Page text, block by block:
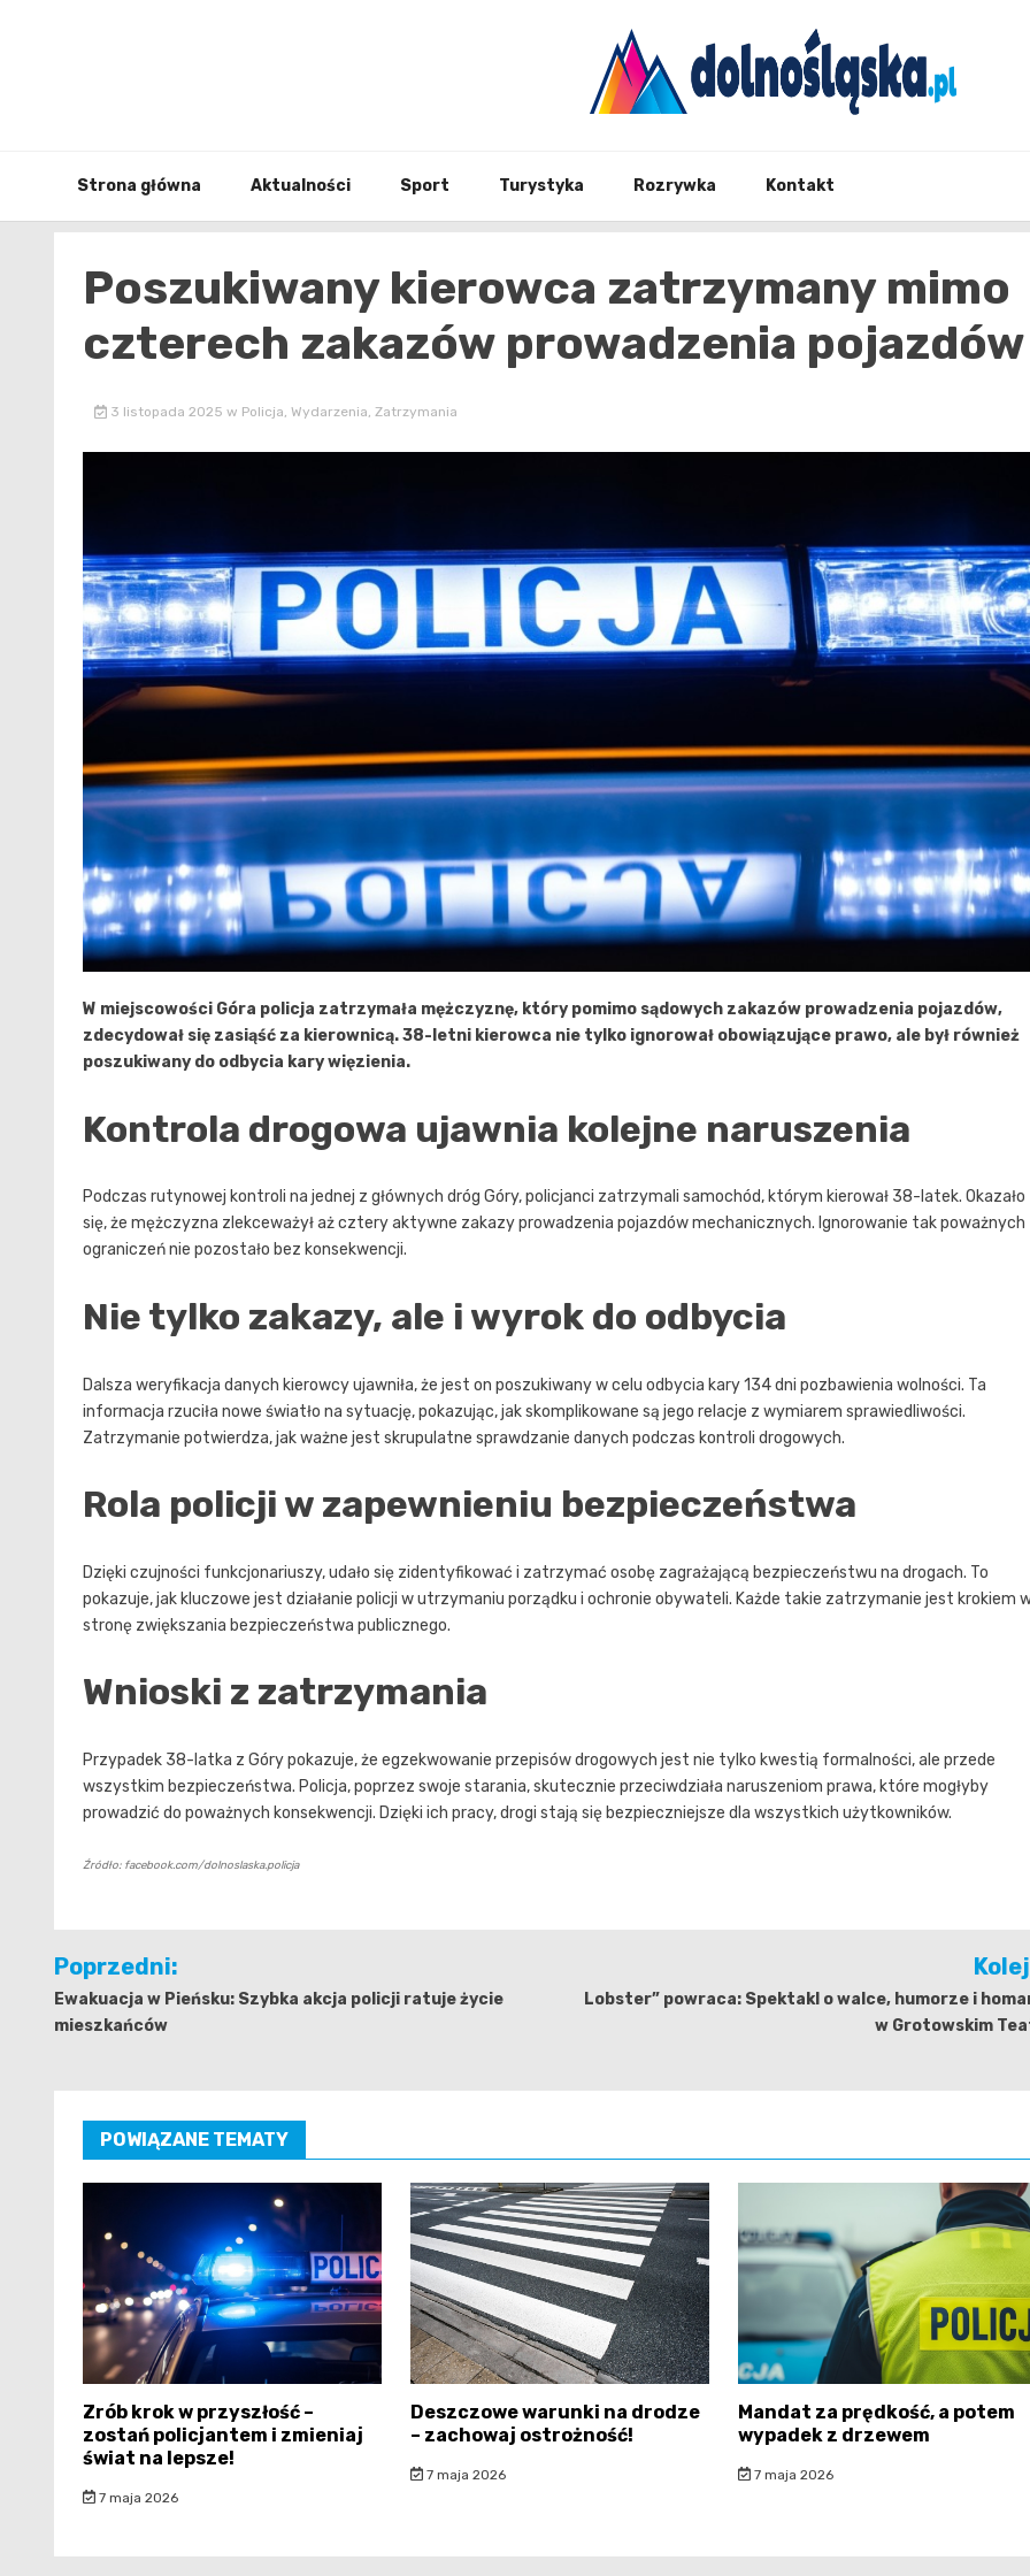
Strona główna Aktualności Sport Turystyka Rozrywka Kontakt
Poszukiwany kierowca zatrzymany mimo
czterech zakazów prowadzenia pojazdów
3 listopada 2025 w Policja, Wydarzenia, Zatrzymania
W miejscowości Góra policja zatrzymała mężczyznę, który pomimo sądowych zakazów prowadzenia pojazdów,
zdecydował się zasiąść za kierownicą. 38-letni kierowca nie tylko ignorował obowiązujące prawo, ale był również
poszukiwany do odbycia kary więzienia.
Kontrola drogowa ujawnia kolejne naruszenia
Podczas rutynowej kontroli na jednej z głównych dróg Góry, policjanci zatrzymali samochód, którym kierował 38-latek. Okazało
się, że mężczyzna zlekceważył aż cztery aktywne zakazy prowadzenia pojazdów mechanicznych. Ignorowanie tak poważnych
ograniczeń nie pozostało bez konsekwencji.
Nie tylko zakazy, ale i wyrok do odbycia
Dalsza weryfikacja danych kierowcy ujawniła, że jest on poszukiwany w celu odbycia kary 134 dni pozbawienia wolności. Ta
informacja rzuciła nowe światło na sytuację, pokazując, jak skomplikowane są jego relacje z wymiarem sprawiedliwości.
Zatrzymanie potwierdza, jak ważne jest skrupulatne sprawdzanie danych podczas kontroli drogowych.
Rola policji w zapewnieniu bezpieczeństwa
Dzięki czujności funkcjonariuszy, udało się zidentyfikować i zatrzymać osobę zagrażającą bezpieczeństwu na drogach. To
pokazuje, jak kluczowe jest działanie policji w utrzymaniu porządku i ochronie obywateli. Każde takie zatrzymanie jest krokiem
stronę zwiększania bezpieczeństwa publicznego.
Wnioski z zatrzymania
Przypadek 38-latka z Góry pokazuje, że egzekwowanie przepisów drogowych jest nie tylko kwestią formalności, ale przede
wszystkim bezpieczeństwa. Policja, poprzez swoje starania, skutecznie przeciwdziała naruszeniom prawa, które mogłyby
prowadzić do poważnych konsekwencji. Dzięki ich pracy, drogi stają się bezpieczniejsze dla wszystkich użytkowników.
Źródło: facebook.com/dolnoslaska.policja
Nawigacja
wpisu
Poprzedni:
Ewakuacja w Pieńsku: Szybka akcja policji ratuje życie
mieszkańców
Lobster” powraca: Spektakl o walce, humorze i
w Grotowskim
POWIĄZANE TEMATY
Zrób krok w przyszłość –
zostań policjantem i zmieniaj
świat na lepsze!
7 maja 2026
Deszczowe warunki na drodze
– zachowaj ostrożność!
7 maja 2026
Mandat za prędkość, a potem
wypadek z drzewem
7 maja 2026